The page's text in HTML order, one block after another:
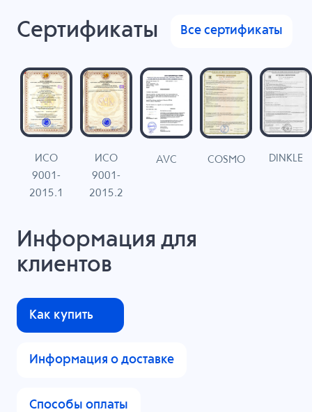
Сертификаты Все сертификаты
ИСО
9001-
2015.1
ИСО
9001-
2015.2
AVC COSMO DINKLE
Информация для
клиентов
Как купить
Информация о доставке
Способы оплаты